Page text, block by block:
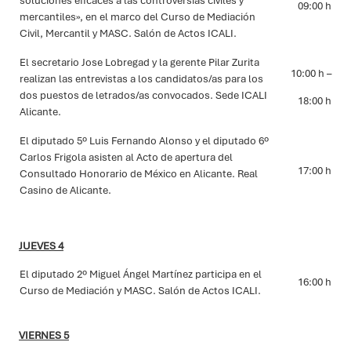
mercantiles», en el marco del Curso de Mediación
Civil, Mercantil y MASC. Salón de Actos ICALI.
09:00 h
El secretario Jose Lobregad y la gerente Pilar Zurita
realizan las entrevistas a los candidatos/as para los
dos puestos de letrados/as convocados. Sede ICALI
Alicante.
10:00 h –
18:00 h
El diputado 5º Luis Fernando Alonso y el diputado 6º
Carlos Frigola asisten alActo de apertura del
Consultado Honorario de México en Alicante. Real
Casino de Alicante.
17:00 h
JUEVES 4
El diputado 2º Miguel Ángel Martínez participa en el
Curso de Mediación y MASC. Salón de Actos ICALI.
16:00 h
VIERNES 5